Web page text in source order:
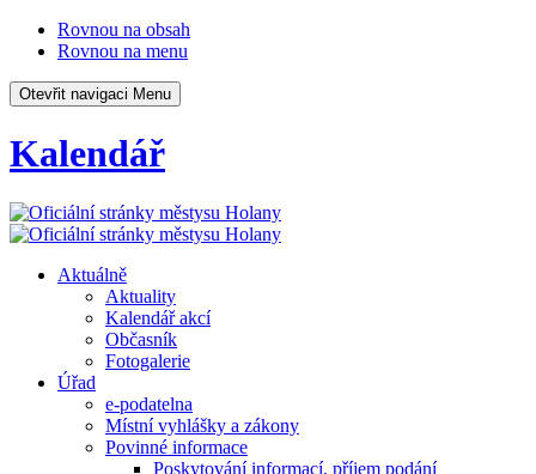
Rovnou na obsah
Rovnou na menu
Otevřit navigaci Menu
Kalendář
Aktuálně
Aktuality
Kalendář akcí
Občasník
Fotogalerie
Úřad
e-podatelna
Místní vyhlášky a zákony
Povinné informace
Poskytování informací, příjem podání